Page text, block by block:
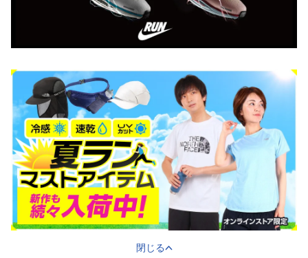
閉じる